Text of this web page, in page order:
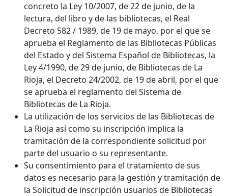
concreto la Ley 10/2007, de 22 de junio, de la
lectura, del libro y de las bibliotecas, el Real
Decreto 582 / 1989, de 19 de mayo, por el que se
aprueba el Reglamento de las Bibliotecas Públicas
del Estado y del Sistema Español de Bibliotecas, la
Ley 4/1990, de 29 de junio, de Bibliotecas de La
Rioja, el Decreto 24/2002, de 19 de abril, por el que
se aprueba el reglamento del Sistema de
Bibliotecas de La Rioja.
La utilización de los servicios de las Bibliotecas de
La Rioja así como su inscripción implica la
tramitación de la correspondiente solicitud por
parte del usuario o su representante.
Su consentimiento para el tratamiento de sus
datos es necesario para la gestión y tramitación de
la Solicitud de inscripción usuarios de Bibliotecas